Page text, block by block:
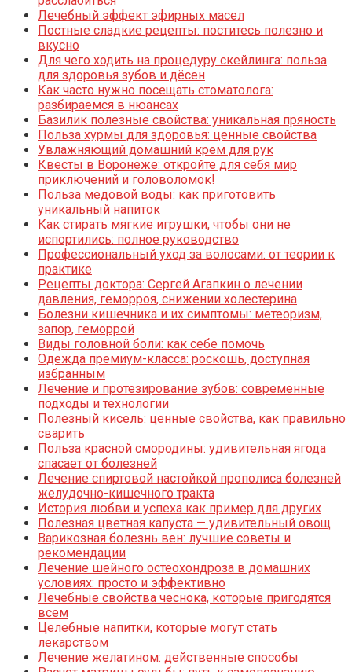
Лечебный эффект эфирных масел
Постные сладкие рецепты: поститесь полезно и
вкусно
Для чего ходить на процедуру скейлинга: польза
для здоровья зубов и дёсен
Как часто нужно посещать стоматолога:
разбираемся в нюансах
Базилик полезные свойства: уникальная пряность
Польза хурмы для здоровья: ценные свойства
Увлажняющий домашний крем для рук
Квесты в Воронеже: откройте для себя мир
приключений и головоломок!
Польза медовой воды: как приготовить
уникальный напиток
Как стирать мягкие игрушки, чтобы они не
испортились: полное руководство
Профессиональный уход за волосами: от теории к
практике
Рецепты доктора: Сергей Агапкин о лечении
давления, геморроя, снижении холестерина
Болезни кишечника и их симптомы: метеоризм,
запор, геморрой
Виды головной боли: как себе помочь
Одежда премиум-класса: роскошь, доступная
избранным
Лечение и протезирование зубов: современные
подходы и технологии
Полезный кисель: ценные свойства, как правильно
сварить
Польза красной смородины: удивительная ягода
спасает от болезней
Лечение спиртовой настойкой прополиса болезней
желудочно-кишечного тракта
История любви и успеха как пример для других
Полезная цветная капуста — удивительный овощ
Варикозная болезнь вен: лучшие советы и
рекомендации
Лечение шейного остеохондроза в домашних
условиях: просто и эффективно
Лечебные свойства чеснока, которые пригодятся
всем
Целебные напитки, которые могут стать
лекарством
Лечение желатином: действенные способы